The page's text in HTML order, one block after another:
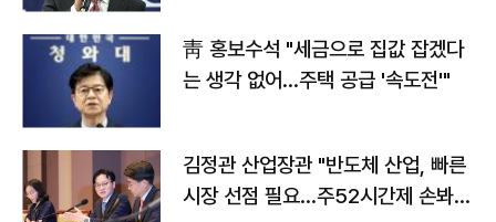
靑 홍보수석 "세금으로 집값 잡겠다
는 생각 없어…주택 공급 '속도전'"
김정관 산업장관 "반도체 산업, 빠른
시장 선점 필요…주52시간제 손봐